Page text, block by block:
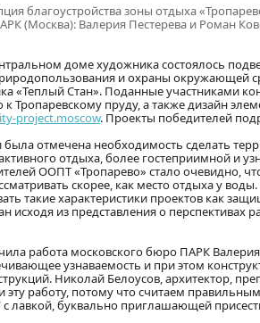
благоустройства зоны отдыха
(Москва): Валерия Пестерева и Роман
доме художника состоялось
и охраны окружающей
«Теплый Стан». Поданные участниками
к Тропаревскому пруду, а также дизайн
project.moscow. Проекты победителей
отмечена необходимость сделать
отдыха, более гостеприимной и
ООПТ «Тропарево» стало очевидно,
скорее, как место отдыха у
такие характеристики проектов как
исходя из представления о перспективах
работа московского бюро ПАРК
узнаваемость и при этом
Николай Белоусов, архитектор,
работу, потому что считаем
с лавкой, буквально приглашающей